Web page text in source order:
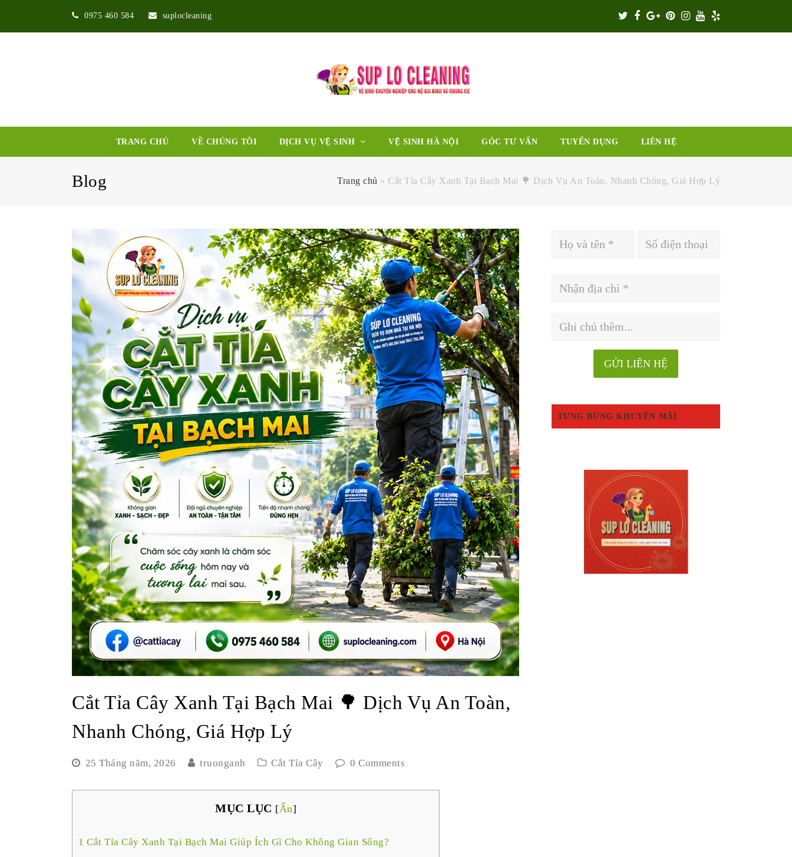
0975 460 584 suplocleaning Twitter
Facebook
Google
Plus
Pinterest
Instagram
Youtube
Yelp
TRANG CHỦ VỀ CHÚNG TÔI DỊCH VỤ VỆ SINH VỆ SINH HÀ NỘI GÓC TƯ VẤN TUYỂN DỤNG LIÊN HỆ
Blog Trang chủ » Cắt Tỉa Cây Xanh Tại Bạch Mai 🌳 Dịch Vụ An Toàn, Nhanh Chóng, Giá Hợp Lý
Cắt Tỉa Cây Xanh Tại Bạch Mai 🌳 Dịch Vụ An Toàn,
Nhanh Chóng, Giá Hợp Lý
25 Tháng năm, 2026 truonganh Cắt Tỉa Cây 0 Comments
MỤC LỤC [Ẩn]
1 Cắt Tỉa Cây Xanh Tại Bạch Mai Giúp Ích Gì Cho Không Gian Sống?
TƯNG BỪNG KHUYẾN MÃI